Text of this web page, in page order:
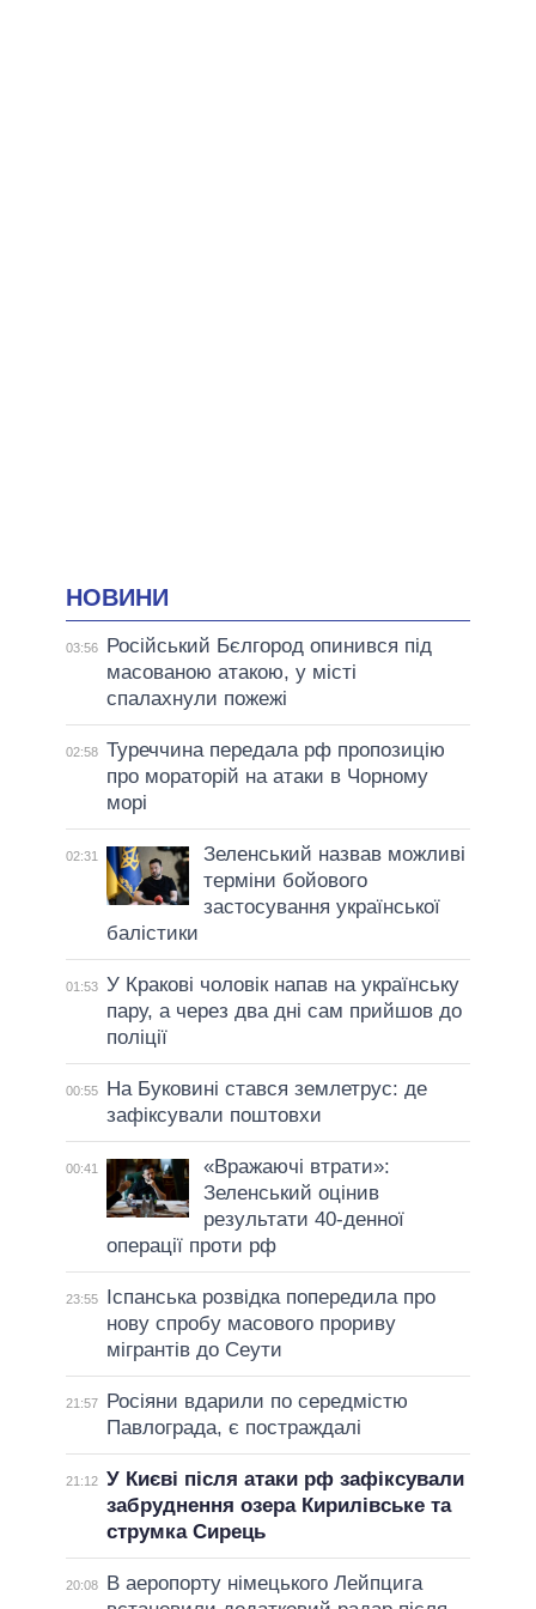
НОВИНИ
03:56
Російський Бєлгород опинився під
масованою атакою, у місті
спалахнули пожежі
02:58 Туреччина передала рф пропозицію
про мораторій на атаки в Чорному
морі
02:31
Зеленський назвав можливі
терміни бойового
застосування української
балістики
01:53 У Кракові чоловік напав на українську
пару, а через два дні сам прийшов до
поліції
00:55
На Буковині стався землетрус: де
зафіксували поштовхи
00:41
«Вражаючі втрати»:
Зеленський оцінив
результати 40-денної
операції проти рф
23:55
Іспанська розвідка попередила про
нову спробу масового прориву
мігрантів до Сеути
21:57
Росіяни вдарили по середмістю
Павлограда, є постраждалі
21:12 У Києві після атаки рф зафіксували
забруднення озера Кирилівське та
струмка Сирець
20:08
В аеропорту німецького Лейпцига